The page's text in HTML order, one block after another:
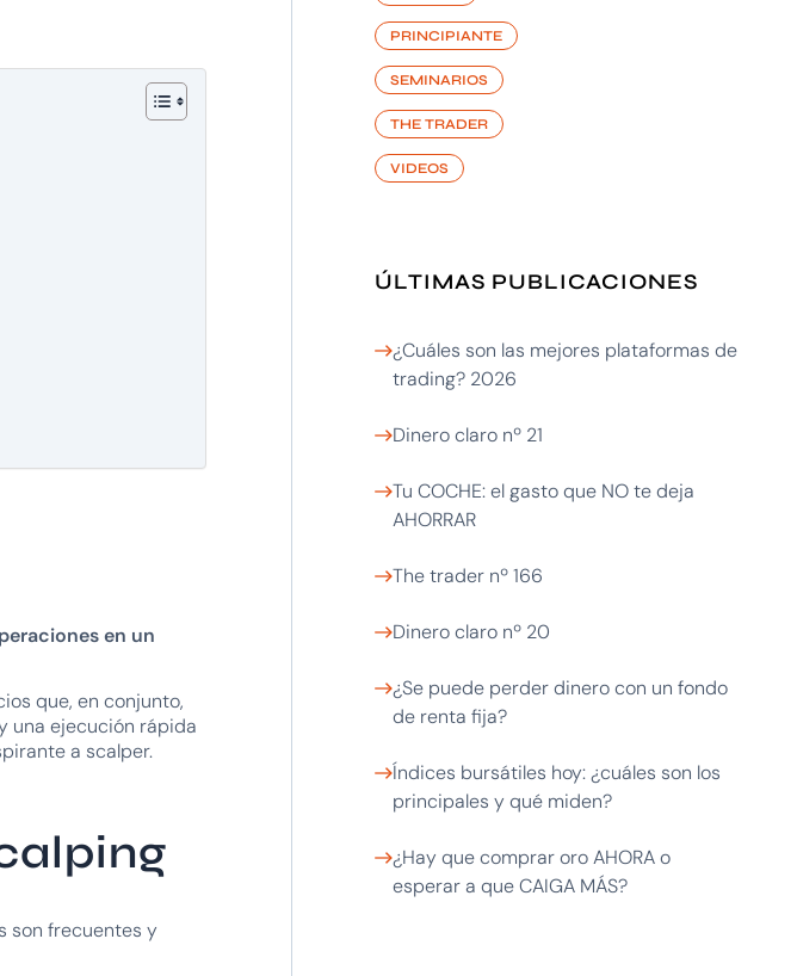
en un
que, en conjunto,
una ejecución rápida
a scalper.
son frecuentes y
PRINCIPIANTE
SEMINARIOS
THE TRADER
VIDEOS
ÚLTIMAS PUBLICACIONES
¿Cuáles son las mejores plataformas de
trading? 2026
Dinero claro nº 21
Tu COCHE: el gasto que NO te deja
AHORRAR
The trader nº 166
Dinero claro nº 20
¿Se puede perder dinero con un fondo
de renta fija?
Índices bursátiles hoy: ¿cuáles son los
principales y qué miden?
¿Hay que comprar oro AHORA o
esperar a que CAIGA MÁS?